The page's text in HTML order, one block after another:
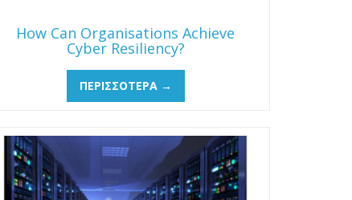
How Can Organisations Achieve
Cyber Resiliency?
ΠΕΡΙΣΣΌΤΕΡΑ →